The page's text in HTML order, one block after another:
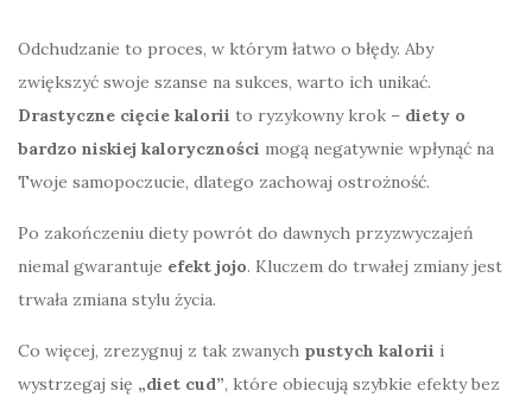
Odchudzanie to proces, w którym łatwo o błędy. Aby
zwiększyć swoje szanse na sukces, warto ich unikać.
Drastyczne cięcie kalorii to ryzykowny krok – diety o
bardzo niskiej kaloryczności mogą negatywnie wpłynąć na
Twoje samopoczucie, dlatego zachowaj ostrożność.
Po zakończeniu diety powrót do dawnych przyzwyczajeń
niemal gwarantuje efekt jojo. Kluczem do trwałej zmiany jest
trwała zmiana stylu życia.
Co więcej, zrezygnuj z tak zwanych pustych kalorii i
wystrzegaj się „diet cud”, które obiecują szybkie efekty bez